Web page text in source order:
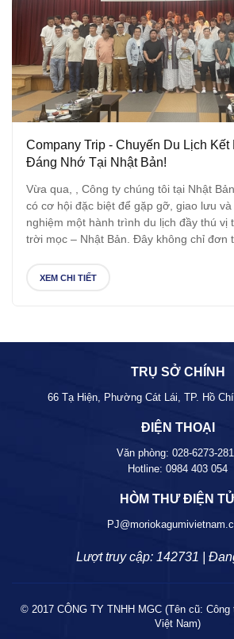
Company Trip - Chuyến Du Lịch Kết
Đáng Nhớ Tại Nhật Bản!
Vừa qua, , Công ty chúng tôi tại Nhật
có cơ hội đặc biệt để gặp gỡ, giao lưu
nghiệm một hành trình du lịch đầy thú vị
trời mọc – Nhật Bản. Đây không chỉ đơn
XEM CHI TIẾT
TRỤ SỞ CHÍNH
66 Tạ Hiện, Phường Cát Lái, TP. Hồ
ĐIỆN THOẠI
Văn phòng: 028-6273-
Hotline: 0984 403 054
HÒM THƯ ĐIỆN
Lượt truy cập: 142731 |
© 2017 CÔNG TY TNHH MGC (Tên cũ: Công
Việt Nam)